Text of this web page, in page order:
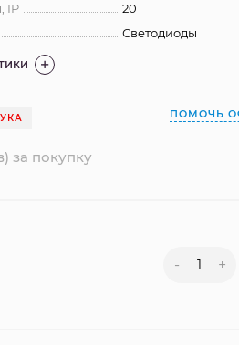
IP
20
Светодиоды
ПОМОЧЬ
за покупку
- +